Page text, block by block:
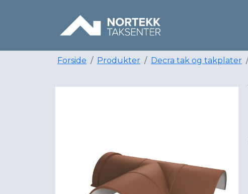
Forside Produkter Decra tak og takplater